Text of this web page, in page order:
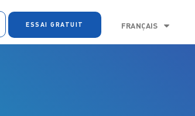
ESSAI GRATUIT FRANÇAIS